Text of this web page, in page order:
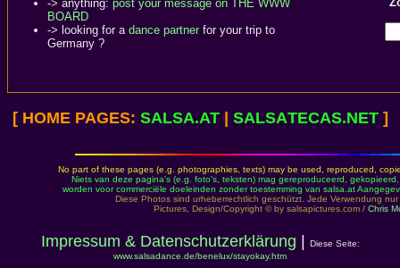
-> anything: post your message on THE WWW
BOARD
-> looking for a dance partnerfor your trip to
Germany ?
[ HOME PAGES: SALSA.AT SALSATECAS.NET]
No part of these pages (e.g. photographies, texts) may be used, reproduced,
Niets van deze pagina's (e.g. foto's, teksten) mag gereproduceerd,
worden voor commerciële doeleinden zonder toestemming van salsa.at
Diese Photos sind urheberrechtlich geschützt. Jede Verwendung
Pictures, Design/Copyright © by salsapictures.com / Chris
Impressum & Datenschutzerklärung
Diese Seite:
www.salsadance.de/benelux/stayokay.htm